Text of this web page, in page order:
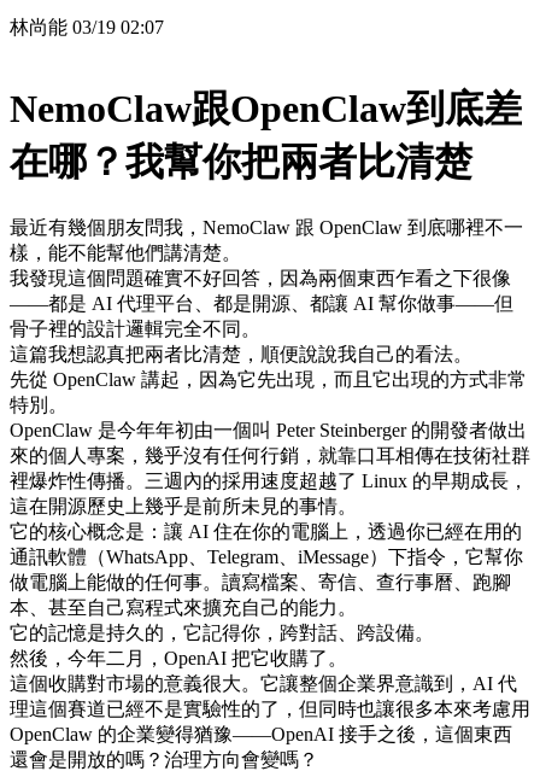
林尚能 03/19 02:07
NemoClaw跟OpenClaw到底差
在哪？我幫你把兩者比清楚
最近有幾個朋友問我，NemoClaw 跟 OpenClaw 到底哪裡不一
樣，能不能幫他們講清楚。
我發現這個問題確實不好回答，因為兩個東西乍看之下很像
——都是 AI 代理平台、都是開源、都讓 AI 幫你做事——但
骨子裡的設計邏輯完全不同。
這篇我想認真把兩者比清楚，順便說說我自己的看法。
先從 OpenClaw 講起，因為它先出現，而且它出現的方式非常
特別。
OpenClaw 是今年年初由一個叫 Peter Steinberger 的開發者做出
來的個人專案，幾乎沒有任何行銷，就靠口耳相傳在技術社群
裡爆炸性傳播。三週內的採用速度超越了 Linux 的早期成長，
這在開源歷史上幾乎是前所未見的事情。
它的核心概念是：讓 AI 住在你的電腦上，透過你已經在用的
通訊軟體（WhatsApp、Telegram、iMessage）下指令，它幫你
做電腦上能做的任何事。讀寫檔案、寄信、查行事曆、跑腳
本、甚至自己寫程式來擴充自己的能力。
它的記憶是持久的，它記得你，跨對話、跨設備。
然後，今年二月，OpenAI 把它收購了。
這個收購對市場的意義很大。它讓整個企業界意識到，AI 代
理這個賽道已經不是實驗性的了，但同時也讓很多本來考慮用
OpenClaw 的企業變得猶豫——OpenAI 接手之後，這個東西
還會是開放的嗎？治理方向會變嗎？